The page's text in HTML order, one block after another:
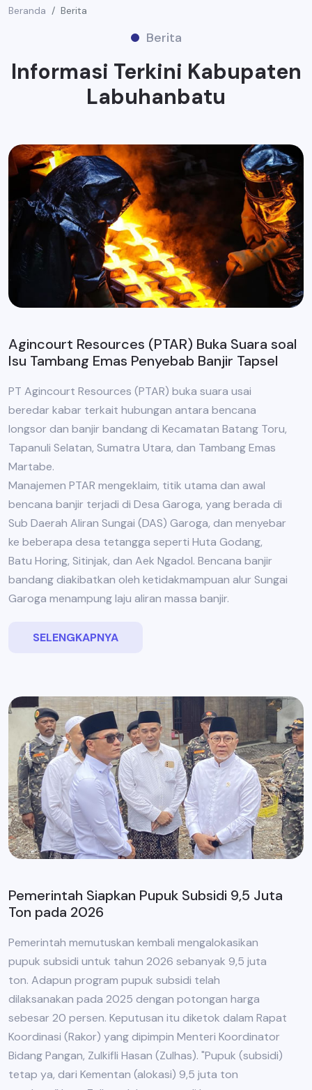
Beranda Berita
Berita
Informasi Terkini Kabupaten
Labuhanbatu
Agincourt Resources (PTAR) Buka Suara soal
Isu Tambang Emas Penyebab Banjir Tapsel
PT Agincourt Resources (PTAR) buka suara usai
beredar kabar terkait hubungan antara bencana
longsor dan banjir bandang di Kecamatan Batang Toru,
Tapanuli Selatan, Sumatra Utara, dan Tambang Emas
Martabe.
Manajemen PTAR mengeklaim, titik utama dan awal
bencana banjir terjadi di Desa Garoga, yang berada di
Sub Daerah Aliran Sungai (DAS) Garoga, dan menyebar
ke beberapa desa tetangga seperti Huta Godang,
Batu Horing, Sitinjak, dan Aek Ngadol. Bencana banjir
bandang diakibatkan oleh ketidakmampuan alur Sungai
Garoga menampung laju aliran massa banjir.
SELENGKAPNYA
Pemerintah Siapkan Pupuk Subsidi 9,5 Juta
Ton pada 2026
Pemerintah memutuskan kembali mengalokasikan
pupuk subsidi untuk tahun 2026 sebanyak 9,5 juta
ton. Adapun program pupuk subsidi telah
dilaksanakan pada 2025 dengan potongan harga
sebesar 20 persen. Keputusan itu diketok dalam Rapat
Koordinasi (Rakor) yang dipimpin Menteri Koordinator
Bidang Pangan, Zulkifli Hasan (Zulhas). "Pupuk (subsidi)
tetap ya, dari Kementan (alokasi) 9,5 juta ton